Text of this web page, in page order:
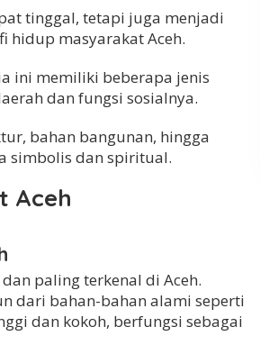
tinggal, tetapi juga menjadi
hidup masyarakat Aceh.
ini memiliki beberapa jenis
dan fungsi sosialnya.
bahan bangunan, hingga
simbolis dan spiritual.
Aceh
paling terkenal di Aceh.
dari bahan-bahan alami seperti
dan kokoh, berfungsi sebagai